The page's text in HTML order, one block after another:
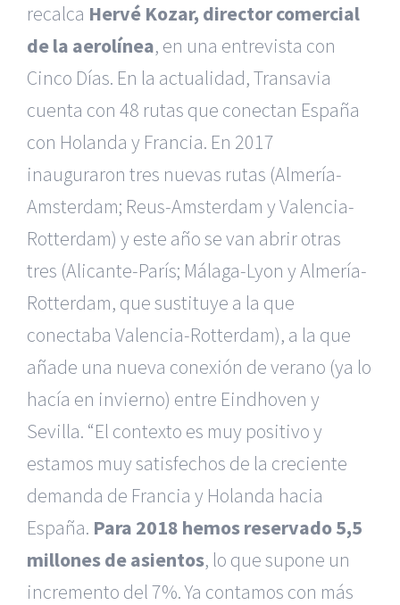
recalca Hervé Kozar, director comercial
de la aerolínea, en una entrevista con
Cinco Días. En la actualidad, Transavia
cuenta con 48 rutas que conectan España
con Holanda y Francia. En 2017
inauguraron tres nuevas rutas (Almería-
Amsterdam; Reus-Amsterdam y Valencia-
Rotterdam) y este año se van abrir otras
tres (Alicante-París; Málaga-Lyon y Almería-
Rotterdam, que sustituye a la que
conectaba Valencia-Rotterdam), a la que
añade una nueva conexión de verano (ya lo
hacía en invierno) entre Eindhoven y
Sevilla. “El contexto es muy positivo y
estamos muy satisfechos de la creciente
demanda de Francia y Holanda hacia
España. Para 2018 hemos reservado 5,5
millones de asientos, lo que supone un
incremento del 7%. Ya contamos con más